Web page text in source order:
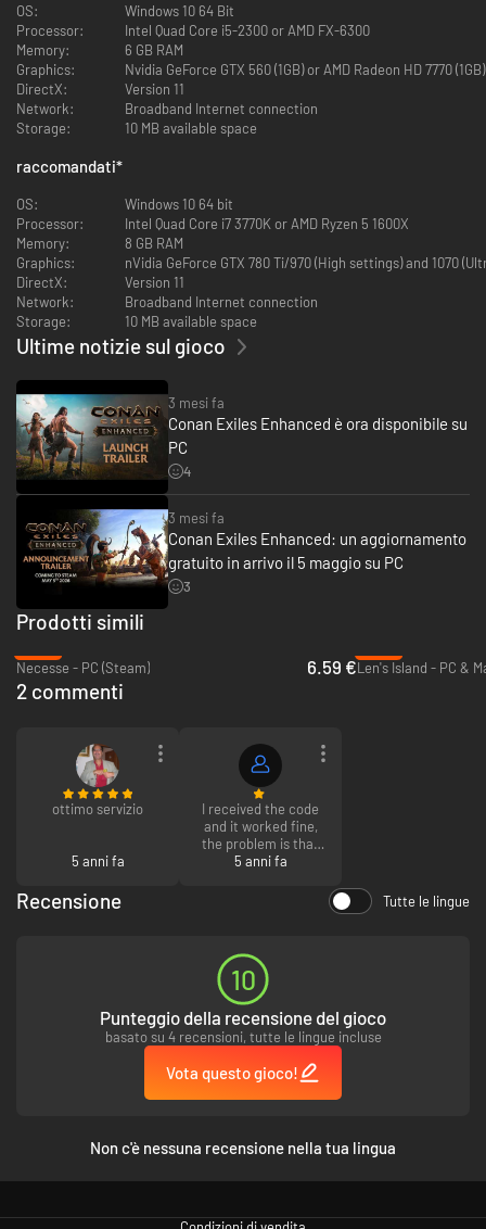
10 nuove corazze in 2 set, tra cui la corazza da templare oscuro
2 set pesanti, ciascuno con una versione epica per l'end-game
12 nuove reazioni esclusive
Giocoliere, trangugia birra, indifferente, arrabbiato e altre ancora
10 nuovi completi, come l'oste e il nobile
Abbigliamento decorativo per chi gioca di ruolo
6 nuove pitture di guerra
passione o lussuria
Rastrelliere di vini, tende, banconi da taverna e scacchiere
10 nuovi gioielli
2 set di gioielli, uno d'oro e uno d'argento
Il nuovo contenuto di Depravazioni di Derketo è esclusivo di questo DLC e
aggiunge una serie di nuove opzioni grafiche, ma non offre alcun
vantaggio nel gioco. Tutti i nuovi oggetti hanno statistiche paragonabili a
OS:
Windows 10 64 Bit
Processor:
Intel Quad Core i5-2300 or AMD FX-6300
Memory:
6 GB RAM
Graphics:
Nvidia GeForce GTX 560 (1GB) or AMD Radeon HD 7770 (1GB)
DirectX:
Version 11
Network:
Broadband Internet connection
Storage:
10 MB available space
raccomandati*
OS:
Windows 10 64 bit
Processor:
Intel Quad Core i7 3770K or AMD Ryzen 5 1600X
Memory:
8 GB RAM
Graphics:
nVidia GeForce GTX 780 Ti/970 (High settings) and 1070
DirectX:
Version 11
Network:
Broadband Internet connection
Storage:
10 MB available space
Ultime notizie sul gioco
3 mesi fa
Conan Exiles Enhanced è ora disponibile su
PC
4
3 mesi fa
Conan Exiles Enhanced: un aggiornamento
gratuito in arrivo il 5 maggio su PC
3
Prodotti simili
Necesse - PC (Steam)
6.59 €Len's Island - PC &
2 commenti
ottimo servizio
5 anni fa
I received the code
and it worked fine,
the problem is that
the product was part
were marked as
"Payment pending"
and after a hour they
were cancelled, but I
did not get a refund
for them.
I decided to contact
the customer
ticket to ask for
help.
available 7/7 days
5 anni fa
Recensione Tutte le lingue
10
Punteggio della recensione del gioco
basato su 4 recensioni, tutte le lingue incluse
Vota questo gioco!
Non c'è nessuna recensione nella tua lingua